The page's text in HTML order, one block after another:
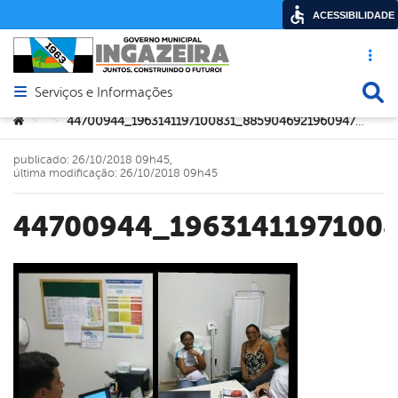
Acesso
Abrir menu principal de navegação
Serviços e Informações
Você está aqui:
> > 44700944_1963141197100831_8859046921960947712_n
publicado: 26/10/2018 09h45,
última modificação: 26/10/2018 09h45
ACESSIBILIDADE